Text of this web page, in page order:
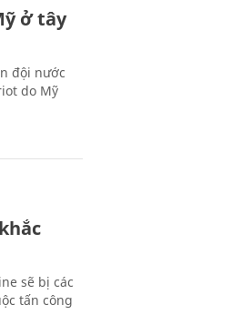
ở tây
đội nước
do Mỹ
sẽ bị các
tấn công